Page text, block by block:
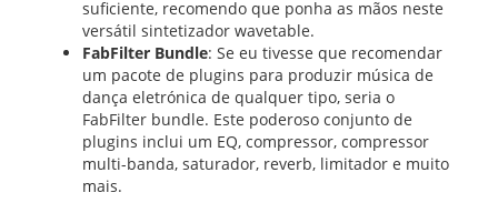
suficiente, recomendo que ponha as mãos neste
versátil sintetizador wavetable.
FabFilter Bundle: Se eu tivesse que recomendar
um pacote de plugins para produzir música de
dança eletrónica de qualquer tipo, seria o
FabFilter bundle. Este poderoso conjunto de
plugins inclui um EQ, compressor, compressor
multi-banda, saturador, reverb, limitador e muito
mais.